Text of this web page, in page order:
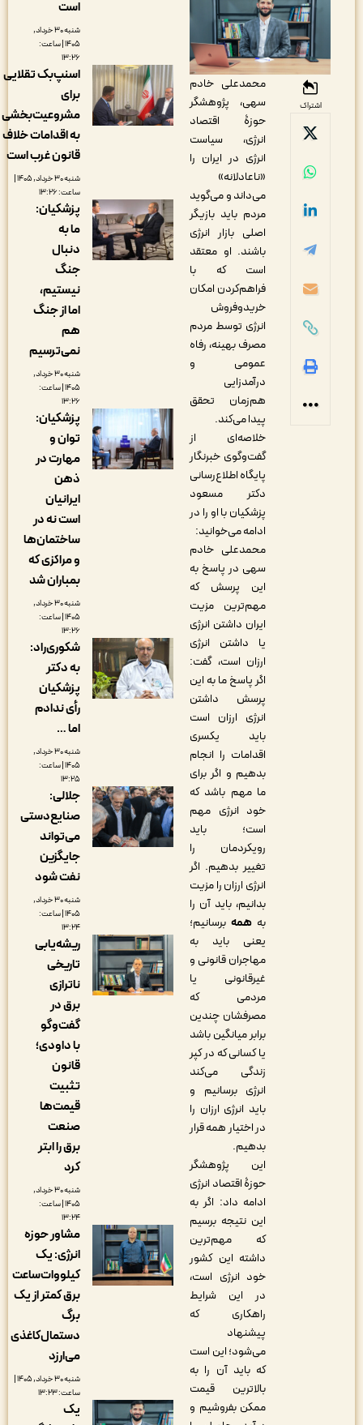
محمدعلی خادم
سهی، پژوهشگر
حوزۀ اقتصاد
انرژی، سیاست
انرژی در ایران را
«ناعادلانه»
می‌داند و می‌گوید
مردم باید بازیگر
اصلی بازار انرژی
باشند. او معتقد
است که با
فراهم‌کردن امکان
خریدوفروش
انرژی توسط مردم
مصرف بهینه، رفاه
عمومی و
درآمدزایی
هم‌زمان تحقق
پیدا می‌کند.
خلاصه‌ای از
گفت‌وگوی خبرنگار
پایگاه اطلاع‌رسانی
دکتر مسعود
پزشکیان با او را در
ادامه می‌خوانید:
محمدعلی خادم
سهی در پاسخ به
این پرسش که
مهم‌ترین مزیت
ایران داشتن انرژی
یا داشتن انرژی
ارزان است، گفت:
اگر پاسخ ما به این
پرسش داشتن
انرژی ارزان است
باید یکسری
اقدامات را انجام
بدهیم و اگر برای
ما مهم باشد که
خود انرژی مهم
است؛ باید
رویکردمان را
تغییر بدهیم. اگر
انرژی ارزان را مزیت
بدانیم، باید آن را
برسانیم؛
یعنی باید به
مهاجران قانونی و
غیرقانونی یا
مردمی که
مصرفشان چندین
برابر میانگین باشد
یا کسانی که در کپر
زندگی می‌کند
انرژی برسانیم و
باید انرژی ارزان را
در اختیار همه قرار
این پژوهشگر
حوزۀ اقتصاد انرژی
ادامه داد: اگر به
این نتیجه برسیم
که مهم‌ترین
داشته این کشور
خود انرژی است،
در این شرایط
راهکاری که
پیشنهاد
می‌شود؛ این است
که باید آن را به
بالاترین قیمت
ممکن بفروشیم و
شنبه ۳۰ خرداد,
۱۴۰۵ | ساعت:
اسنپ‌بک تقلایی
برای
مشروعیت‌بخشی
به اقدامات خلاف
قانون غرب است
شنبه ۳۰ خرداد, ۱۴۰۵ |
پزشکیان:
ما به
دنبال
نیستیم،
اما از جنگ
نمی‌ترسیم
شنبه ۳۰ خرداد,
۱۴۰۵ | ساعت:
پزشکیان:
توان و
مهارت در
است نه در
ساختمان‌ها
و مراکزی که
بمباران شد
شنبه ۳۰ خرداد,
۱۴۰۵ | ساعت:
شکوری‌راد:
به دکتر
پزشکیان
رأی ندادم
شنبه ۳۰ خرداد,
۱۴۰۵ | ساعت:
جلالی:
صنایع‌دستی
می‌تواند
جایگزین
نفت شود
شنبه ۳۰ خرداد,
۱۴۰۵ | ساعت:
ریشه‌یابی
تاریخی
ناترازی
گفت‌وگو
با داودی؛
قیمت‌ها
برق را ابتر
شنبه ۳۰ خرداد,
۱۴۰۵ | ساعت:
مشاور حوزه
انرژی: یک
کیلووات‌ساعت
برق کمتر از یک
دستمال‌کاغذی
شنبه ۳۰ خرداد, ۱۴۰۵ |
یک